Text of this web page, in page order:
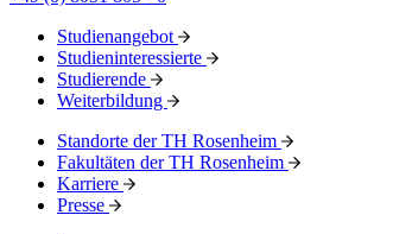
Studienangebot
Studieninteressierte
Studierende
Weiterbildung
Standorte der TH Rosenheim
Fakultäten der TH Rosenheim
Karriere
Presse